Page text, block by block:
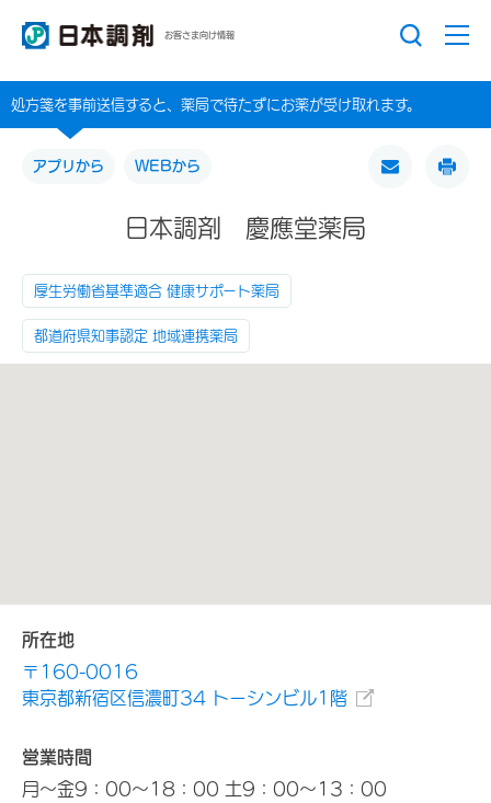
お客さま向け情報
処方箋を事前送信すると、薬局で待たずにお薬が受け取れます。
アプリから WEBから
日本調剤 慶應堂薬局
厚生労働省基準適合 健康サポート薬局
都道府県知事認定 地域連携薬局
所在地
〒160-0016
東京都新宿区信濃町34 トーシンビル1階
営業時間
月～金9：00～18：00 土9：00～13：00